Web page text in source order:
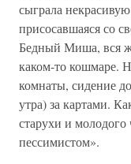
сыграла
присосавшаяся со
Бедный Миша, вся
каком-то кошмаре.
комнаты, сидение
утра) за картами.
старухи и молодого
пессимистом».